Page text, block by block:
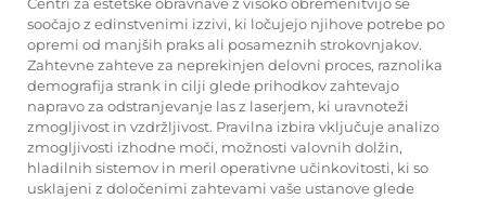
Centri za estetske obravnave z visoko obremenitvijo se
soočajo z edinstvenimi izzivi, ki ločujejo njihove potrebe po
opremi od manjših praks ali posameznih strokovnjakov.
Zahtevne zahteve za neprekinjen delovni proces, raznolika
demografija strank in cilji glede prihodkov zahtevajo
napravo za odstranjevanje las z laserjem, ki uravnoteži
zmogljivost in vzdržljivost. Pravilna izbira vključuje analizo
zmogljivosti izhodne moči, možnosti valovnih dolžin,
hladilnih sistemov in meril operativne učinkovitosti, ki so
usklajeni z določenimi zahtevami vaše ustanove glede